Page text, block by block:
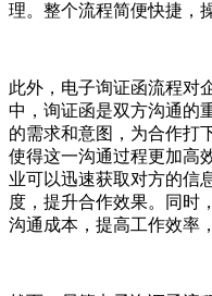
理。整个流程简便快捷，
此外，电子询证函流程对
中，询证函是双方沟通的
的需求和意图，为合作打
使得这一沟通过程更加高
业可以迅速获取对方的信
度，提升合作效果。同时
沟通成本，提高工作效率